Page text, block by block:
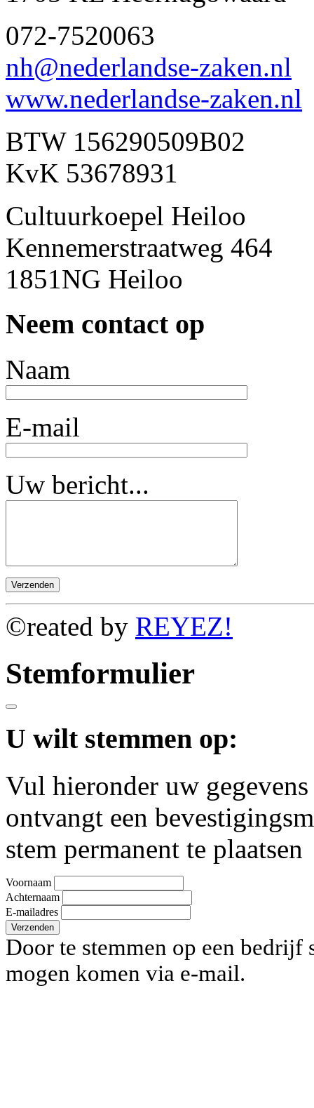
072-7520063
nh@nederlandse-zaken.nl
www.nederlandse-zaken.nl
BTW 156290509B02
KvK 53678931
Cultuurkoepel Heiloo
Kennemerstraatweg 464
1851NG Heiloo
Neem contact op
Naam
E-mail
Uw bericht...
©reated by REYEZ!
Stemformulier
U wilt stemmen op:
Vul hieronder uw
ontvangt een
stem permanent te plaatsen
Voornaam
Achternaam
E-mailadres
Verzenden
Door te stemmen op een
mogen komen via e-mail.